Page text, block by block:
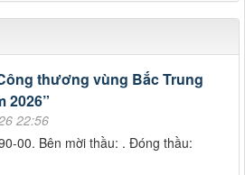
thương vùng Bắc Trung
2026”
22:56
00. Bên mời thầu: . Đóng thầu: